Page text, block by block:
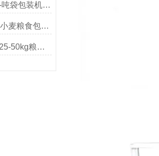
自动称重粮食包装机-吨袋包装机厂家生产
编织袋纯电动50公斤小麦粮食包装机工作原理
定量纯电动谷物豆子25-50kg粮食包装机参数